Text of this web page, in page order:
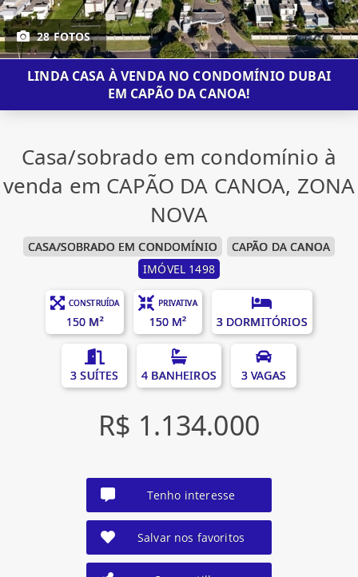
28 FOTOS
LINDA CASA À VENDA NO CONDOMÍNIO DUBAI
EM CAPÃO DA CANOA!
Casa/sobrado em condomínio à
venda em CAPÃO DA CANOA, ZONA
NOVA
CASA/SOBRADO EM CONDOMÍNIO
CAPÃO DA CANOA
IMÓVEL 1498
CONSTRUÍDA
150 M²
PRIVATIVA
150 M² 3 DORMITÓRIOS
3 SUÍTES 4 BANHEIROS 3 VAGAS
R$ 1.134.000
Tenho interesse
Salvar nos favoritos